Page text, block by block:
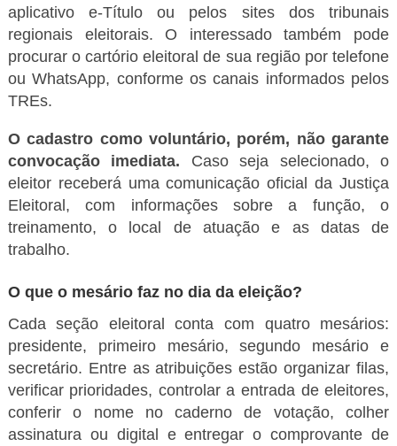
aplicativo e-Título ou pelos sites dos tribunais
regionais eleitorais. O interessado também pode
procurar o cartório eleitoral de sua região por telefone
ou WhatsApp, conforme os canais informados pelos
TREs.
O cadastro como voluntário, porém, não garante
convocação imediata. Caso seja selecionado, o
eleitor receberá uma comunicação oficial da Justiça
Eleitoral, com informações sobre a função, o
treinamento, o local de atuação e as datas de
trabalho.
O que o mesário faz no dia da eleição?
Cada seção eleitoral conta com quatro mesários:
presidente, primeiro mesário, segundo mesário e
secretário. Entre as atribuições estão organizar filas,
verificar prioridades, controlar a entrada de eleitores,
conferir o nome no caderno de votação, colher
assinatura ou digital e entregar o comprovante de